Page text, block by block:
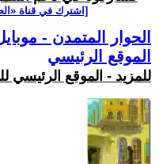
[اشترك في قناة
الحوار المتمدن -
الموقع الرئيسي
للمزيد - الموقع الرئيسي